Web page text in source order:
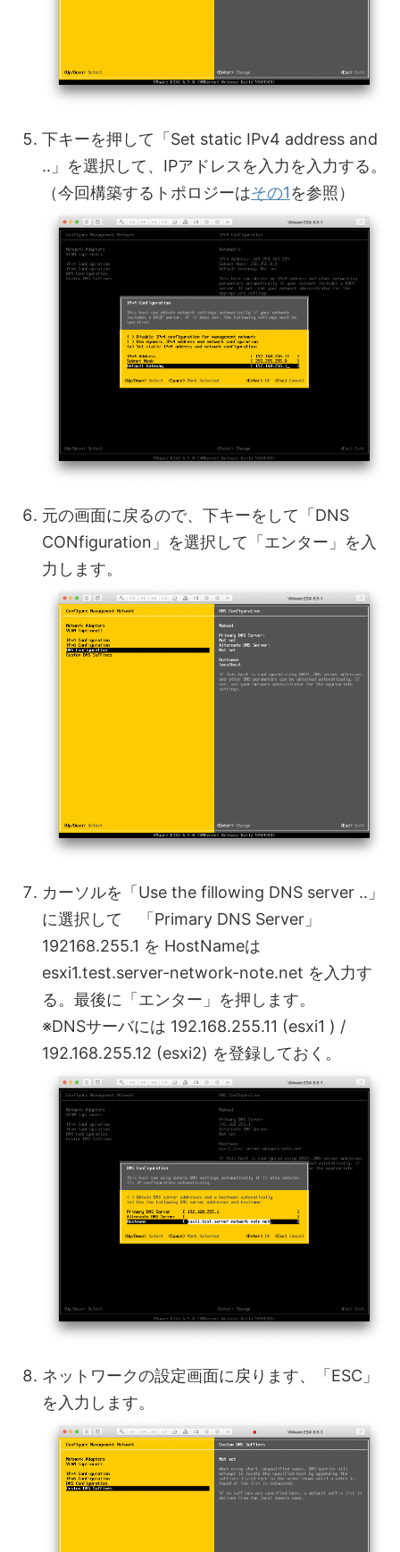
下キーを押して「Set static IPv4 address and
..」を選択して、IPアドレスを入力を入力する。
（今回構築するトポロジーはその1を参照）
元の画面に戻るので、下キーをして「DNS
CONfiguration」を選択して「エンター」を入
力します。
カーソルを「Use the fillowing DNS server ..」
に選択して 「Primary DNS Server」
192168.255.1 を HostNameは
esxi1.test.server-network-note.net を入力す
る。最後に「エンター」を押します。
※DNSサーバには 192.168.255.11 (esxi1 ) /
192.168.255.12 (esxi2) を登録しておく。
ネットワークの設定画面に戻ります、「ESC」
を入力します。